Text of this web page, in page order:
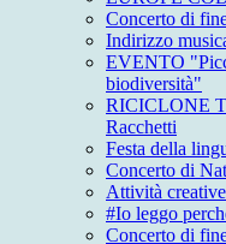
Concerto di
Indirizzo
EVENTO
biodiversità"
RICICLONE
Racchetti
Festa della
Concerto di
Attività
#Io leggo
Concerto di